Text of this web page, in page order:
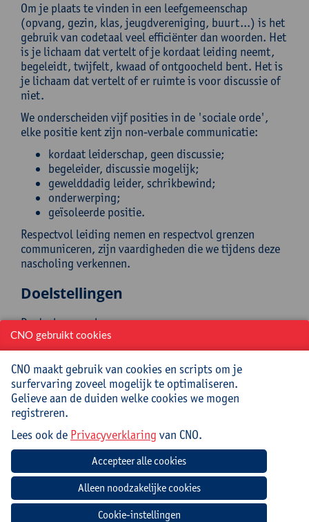
Om je plaats te vinden in een leefgemeenschap
(opvang, gezin, klas, jeugdvereniging, buurt...) is het
gebruik van codetaal veel efficiënter dan woorden. Het
is je lichaam dat vertelt of je kordaat leiding neemt,
begeleidt, twijfelt, kwaad of ontgoocheld bent. Het is
je lichaam dat vertelt of er ruimte is voor discussie of
niet.
We onderscheiden vijf posities in de 'sociale orde',
elke positie kent zijn non-verbale communicatie:
kordaat leiderschap, geen discussie;
begeleider, discussie mogelijk;
gewelddadig leider, schrikbewind;
onderwerping;
geïsoleerde positie.
Respectvol leiding nemen en respectvol grenzen
communiceren, zijn vaardigheden die we tijdens deze
nascholing verkennen.
Doelstellingen
De deelnemers kunnen:
de non-verbale codetaal die eigen is aan
respectvol en kordaat leiderschap hanteren.
Doelgroep
Alle onderwijsniveaus: leerkrachten - begeleiders -
CNO gebruikt cookies
CNO maakt gebruik van cookies en scripts om je
surfervaring zoveel mogelijk te optimaliseren.
Gelieve aan de duiden welke cookies we mogen
registreren.
Lees ook de Privacyverklaring van CNO.
Cookie-instellingen